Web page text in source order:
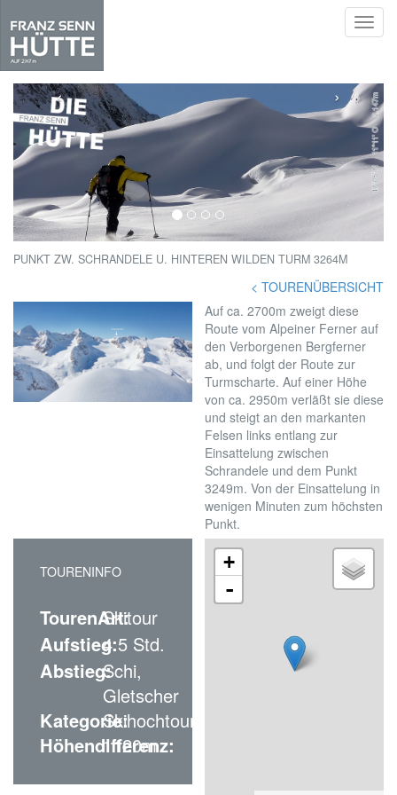
Skip
main
content
‹ ›
PUNKT ZW. SCHRANDELE U. HINTEREN WILDEN TURM 3264M
< TOURENÜBERSICHT
Auf ca. 2700m zweigt diese
Route vom Alpeiner Ferner auf
den Verborgenen Bergferner
ab, und folgt der Route zur
Turmscharte. Auf einer Höhe
von ca. 2950m verläßt sie diese
und steigt an den markanten
Felsen links entlang zur
Einsattelung zwischen
Schrandele und dem Punkt
3249m. Von der Einsattelung in
wenigen Minuten zum höchsten
Punkt.
TOURENINFO
TourenArt:
Skitour
Aufstieg:4.5 Std.
Abstieg:Schi,
Gletscher
Kategorie:Skihochtour
Höhendifferenz:
1120m
+
-